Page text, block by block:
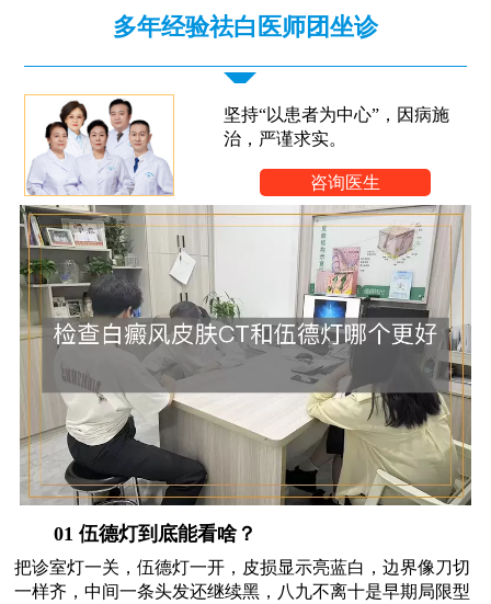
多年经验祛白医师团坐诊
坚持“以患者为中心”，因病施
治，严谨求实。
咨询医生
01 伍德灯到底能看啥？
把诊室灯一关，伍德灯一开，皮损显示亮蓝白，边界像刀切
一样齐，中间一条头发还继续黑，八九不离十是早期局限型